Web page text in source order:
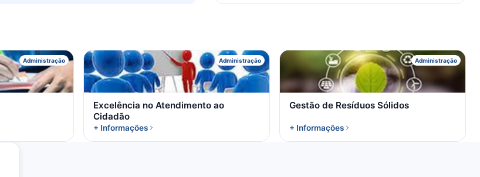
Administração Administração
E
Excelência no Atendimento ao
Cidadão
+ Informações
Administração
G
Gestão de Resíduos Sólidos
+ Informações